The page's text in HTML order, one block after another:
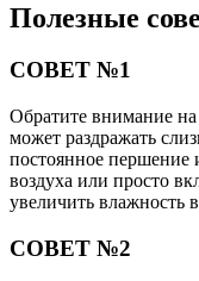
Полезные
СОВЕТ №1
Обратите внимание
может раздражать
постоянное першение
воздуха или просто
увеличить влажность
СОВЕТ №2